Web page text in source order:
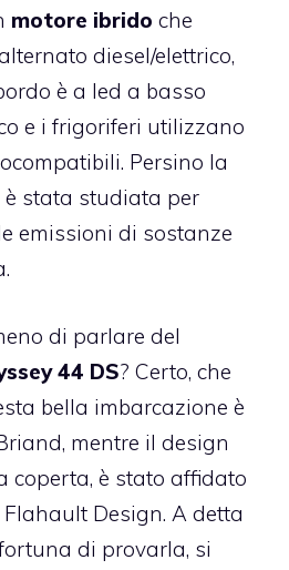
motore ibrido che
diesel/elettrico,
è a led a basso
e i frigoriferi utilizzano
Persino la
stata studiata per
emissioni di sostanze
di parlare del
44 DS? Certo, che
bella imbarcazione è
mentre il design
coperta, è stato affidato
Design. A detta
di provarla, si